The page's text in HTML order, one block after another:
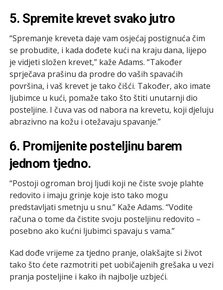
5. Spremite krevet svako jutro
“Spremanje kreveta daje vam osjećaj postignuća čim
se probudite, i kada dođete kući na kraju dana, lijepo
je vidjeti složen krevet,” kaže Adams. “Također
sprječava prašinu da prodre do vaših spavaćih
površina, i vaš krevet je tako čišći. Također, ako imate
ljubimce u kući, pomaže tako što štiti unutarnji dio
posteljine. I čuva vas od nabora na krevetu, koji djeluju
abrazivno na kožu i otežavaju spavanje.”
6. Promijenite posteljinu barem
jednom tjedno.
“Postoji ogroman broj ljudi koji ne čiste svoje plahte
redovito i imaju grinje koje isto tako mogu
predstavljati smetnju u snu.” Kaže Adams. “Vodite
računa o tome da čistite svoju posteljinu redovito –
posebno ako kućni ljubimci spavaju s vama.”
Kad dođe vrijeme za tjedno pranje, olakšajte si život
tako što ćete razmotriti pet uobičajenih grešaka u vezi
pranja posteljine i kako ih najbolje uzbjeći.